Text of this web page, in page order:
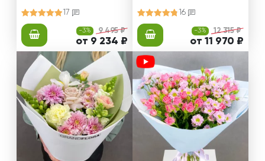
17
-3% 9 495 ₽
от 9 234 ₽
16
-3% 12 315 ₽
от 11 970 ₽